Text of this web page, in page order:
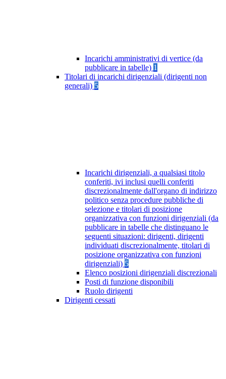
Incarichi amministrativi di vertice (da
pubblicare in tabelle) 1
Titolari di incarichi dirigenziali (dirigenti non
generali) 5
Incarichi dirigenziali, a qualsiasi titolo
conferiti, ivi inclusi quelli conferiti
discrezionalmente dall'organo di indirizzo
politico senza procedure pubbliche di
selezione e titolari di posizione
organizzativa con funzioni dirigenziali (da
pubblicare in tabelle che distinguano le
seguenti situazioni: dirigenti, dirigenti
individuati discrezionalmente, titolari di
posizione organizzativa con funzioni
dirigenziali) 5
Elenco posizioni dirigenziali discrezionali
Posti di funzione disponibili
Ruolo dirigenti
Dirigenti cessati